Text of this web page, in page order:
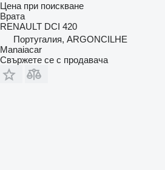
Цена при поискване
Врата
RENAULT DCI 420
Португалия, ARGONCILHE
Manaiacar
Свържете се с продавача